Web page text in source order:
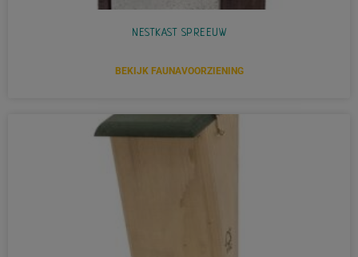
NESTKAST SPREEUW
BEKIJK FAUNAVOORZIENING